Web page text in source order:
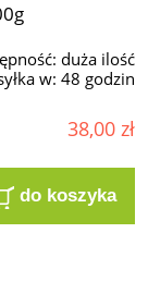
duża ilość
w: 48 godzin
38,00 zł
do koszyka